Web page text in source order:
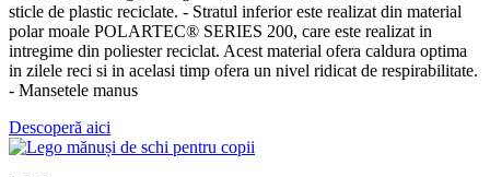
sticle de plastic reciclate. - Stratul inferior este realizat din material
polar moale POLARTEC® SERIES 200, care este realizat in
intregime din poliester reciclat. Acest material ofera caldura optima
in zilele reci si in acelasi timp ofera un nivel ridicat de respirabilitate.
- Mansetele manus
Descoperă aici